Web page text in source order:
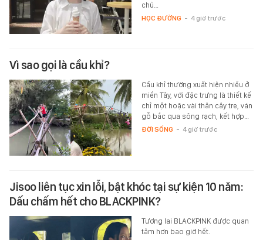
chủ…
HỌC ĐƯỜNG - 4 giờ trước
Vì sao gọi là cầu khỉ?
Cầu khỉ thường xuất hiện nhiều ở
miền Tây, với đặc trưng là thiết kế
chỉ một hoặc vài thân cây tre, ván
gỗ bắc qua sông rạch, kết hợp…
ĐỜI SỐNG - 4 giờ trước
Jisoo liên tục xin lỗi, bật khóc tại sự kiện 10 năm:
Dấu chấm hết cho BLACKPINK?
Tương lai BLACKPINK được quan
tâm hơn bao giờ hết.